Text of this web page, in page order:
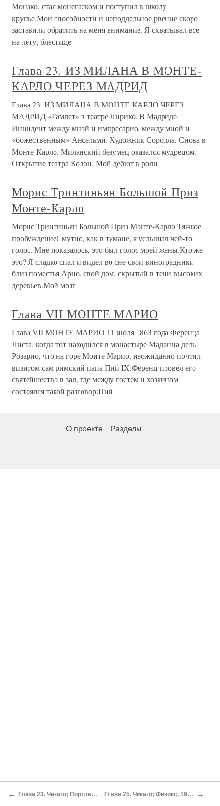
Монако, стал монегаском и поступил в школу
крупье.Мои способности и неподдельное рвение скоро
заставили обратить на меня внимание. Я схватывал все
на лету, блестяще
Глава 23. ИЗ МИЛАНА В МОНТЕ-
КАРЛО ЧЕРЕЗ МАДРИД
Глава 23. ИЗ МИЛАНА В МОНТЕ-КАРЛО ЧЕРЕЗ
МАДРИД «Гамлет» в театре Лирико. В Мадриде.
Инцидент между мной и импресарио, между мной и
«божественным» Ансельми. Художник Соролла. Снова в
Монте-Карло. Миланский безумец оказался мудрецом.
Открытие театра Колон. Мой дебют в роли
Морис Тринтиньян Большой Приз
Монте-Карло
Морис Тринтиньян Большой Приз Монте-Карло Тяжкое
пробуждениеСмутно, как в тумане, я услышал чей-то
голос. Мне показалось, это был голос моей жены.Кто же
это? Я сладко спал и видел во сне свои виноградники
близ поместья Арно, свой дом, скрытый в тени высоких
деревьев.Мой мозг
Глава VII МОНТЕ МАРИО
Глава VII МОНТЕ МАРИО 11 июля 1863 года Ференца
Листа, когда тот находился в монастыре Мадонна дель
Розарио, что на горе Монте Марио, неожиданно почтил
визитом сам римский папа Пий IX.Ференц провёл его
святейшество в зал, где между гостем и хозяином
состоялся такой разговор:Пий
О проекте Разделы
← Глава 23. Чикаго; Портленд, 1992 г. Глава 25. Чикаго; Финикс, 1992-1993 гг. →